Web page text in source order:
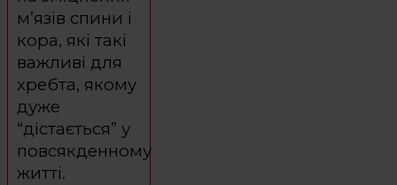
м’язів спини і
кора, які такі
важливі для
хребта, якому
дуже
“дістається” у
повсякденному
житті.